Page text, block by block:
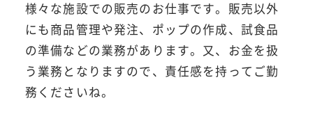
様々な施設での販売のお仕事です。販売以外
にも商品管理や発注、ポップの作成、試食品
の準備などの業務があります。又、お金を扱
う業務となりますので、責任感を持ってご勤
務くださいね。